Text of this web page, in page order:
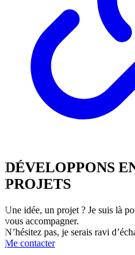
DÉVELOPPONS
PROJETS
Une idée, un projet ? Je suis là
vous accompagner.
N’hésitez pas, je serais ravi
Me contacter